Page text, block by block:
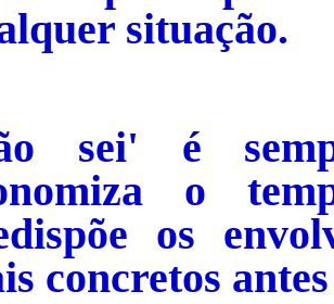
situação.
sei' é
o
os
concretos